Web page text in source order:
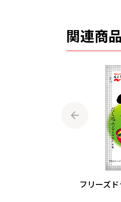
関連商品
フリーズ